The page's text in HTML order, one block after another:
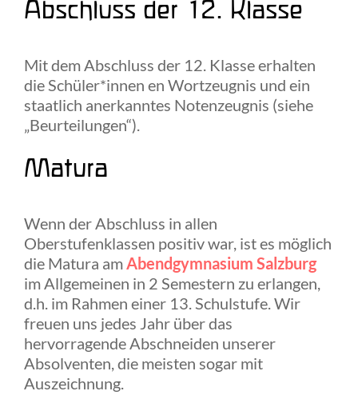
Abschluss der 12. Klasse
Mit dem Abschluss der 12. Klasse erhalten
die Schüler*innen en Wortzeugnis und ein
staatlich anerkanntes Notenzeugnis (siehe
„Beurteilungen“).
Matura
Wenn der Abschluss in allen
Oberstufenklassen positiv war, ist es möglich
die Matura am Abendgymnasium Salzburg
im Allgemeinen in 2 Semestern zu erlangen,
d.h. im Rahmen einer 13. Schulstufe. Wir
freuen uns jedes Jahr über das
hervorragende Abschneiden unserer
Absolventen, die meisten sogar mit
Auszeichnung.